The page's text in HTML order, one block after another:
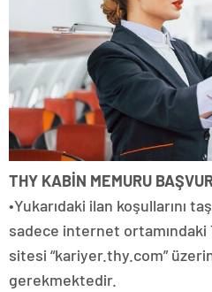
THY KABİN MEMURU
•Yukarıdaki ilan koşullarını
sadece internet ortamındaki
sitesi “kariyer.thy.com”
gerekmektedir.